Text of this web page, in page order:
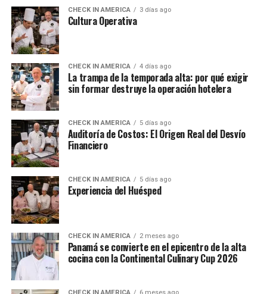
CHECK IN AMERICA 3 días ago
Cultura Operativa
CHECK IN AMERICA 4 días ago
La trampa de la temporada alta: por qué exigir
sin formar destruye la operación hotelera
CHECK IN AMERICA 5 días ago
Auditoría de Costos: El Origen Real del Desvío
Financiero
CHECK IN AMERICA 5 días ago
Experiencia del Huésped
CHECK IN AMERICA 2 meses ago
Panamá se convierte en el epicentro de la alta
cocina con la Continental Culinary Cup 2026
CHECK IN AMERICA 6 meses ago